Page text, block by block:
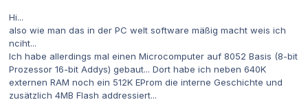
Hi...
also wie man das in der PC welt software mäßig macht weis ich
nciht...
Ich habe allerdings mal einen Microcomputer auf 8052 Basis (8-bit
Prozessor 16-bit Addys) gebaut... Dort habe ich neben 640K
externen RAM noch ein 512K EProm die interne Geschichte und
zusätzlich 4MB Flash addressiert...